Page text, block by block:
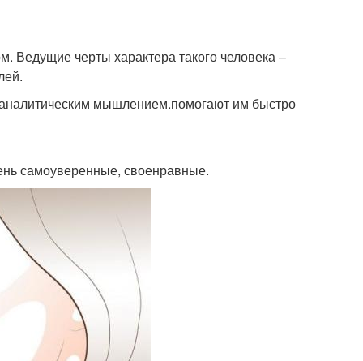
Ведущие черты характера такого человека –
мышлением.помогают им быстро
самоуверенные, своенравные.